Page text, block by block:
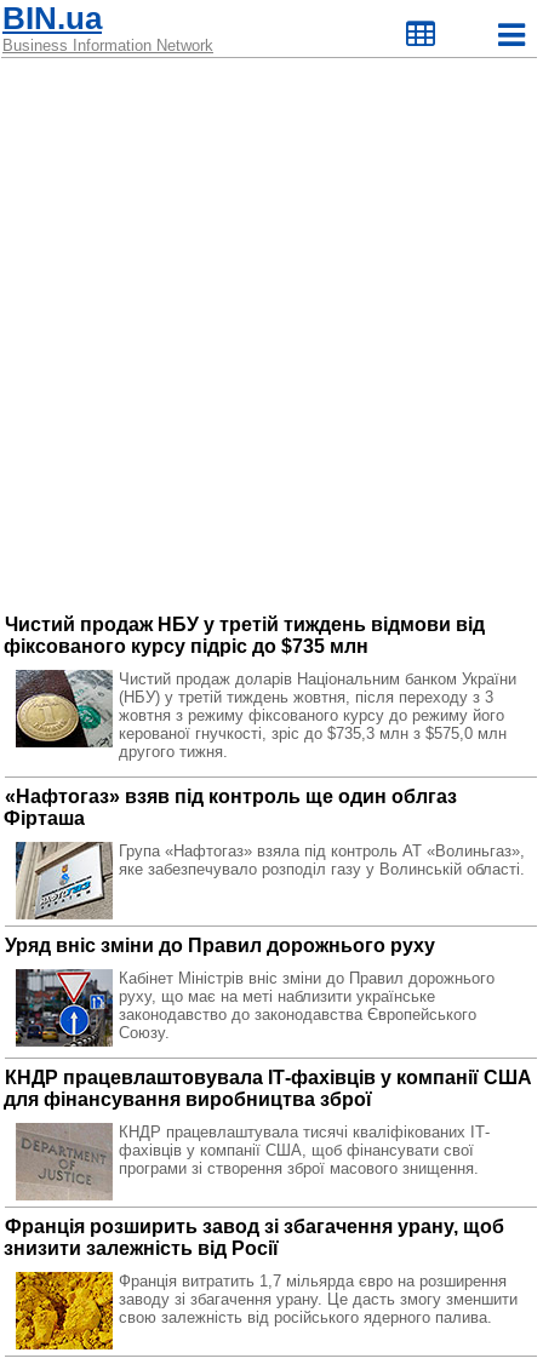
BIN.ua
Business Information Network
Чистий продаж НБУ у третій тиждень відмови від
фіксованого курсу підріс до $735 млн
Чистий продаж доларів Національним банком України
(НБУ) у третій тиждень жовтня, після переходу з 3
жовтня з режиму фіксованого курсу до режиму його
керованої гнучкості, зріс до $735,3 млн з $575,0 млн
другого тижня.
«Нафтогаз» взяв під контроль ще один облгаз
Фірташа
Група «Нафтогаз» взяла під контроль АТ «Волиньгаз»,
яке забезпечувало розподіл газу у Волинській області.
Уряд вніс зміни до Правил дорожнього руху
Кабінет Міністрів вніс зміни до Правил дорожнього
руху, що має на меті наблизити українське
законодавство до законодавства Європейського
Союзу.
КНДР працевлаштовувала ІТ-фахівців у компанії США
для фінансування виробництва зброї
КНДР працевлаштувала тисячі кваліфікованих ІТ-
фахівців у компанії США, щоб фінансувати свої
програми зі створення зброї масового знищення.
Франція розширить завод зі збагачення урану, щоб
знизити залежність від Росії
Франція витратить 1,7 мільярда євро на розширення
заводу зі збагачення урану. Це дасть змогу зменшити
свою залежність від російського ядерного палива.